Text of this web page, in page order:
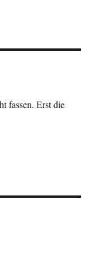
fassen. Erst die